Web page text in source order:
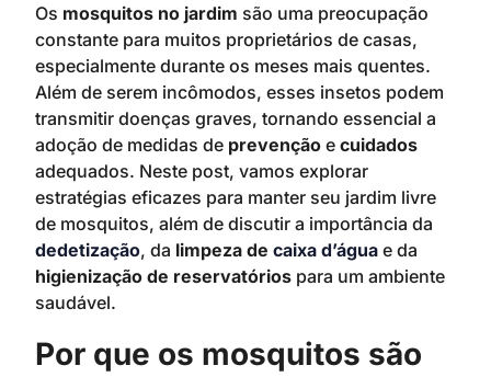
Os mosquitos no jardim são uma preocupação
constante para muitos proprietários de casas,
especialmente durante os meses mais quentes.
Além de serem incômodos, esses insetos podem
transmitir doenças graves, tornando essencial a
adoção de medidas de prevenção e cuidados
adequados. Neste post, vamos explorar
estratégias eficazes para manter seu jardim livre
de mosquitos, além de discutir a importância da
dedetização, da limpeza de caixa d’água e da
higienização de reservatórios para um ambiente
saudável.
Por que os mosquitos são